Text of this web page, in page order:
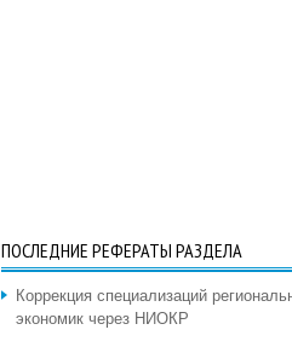
ПОСЛЕДНИЕ РЕФЕРАТЫ РАЗДЕЛА
Коррекция специализаций
экономик через НИОКР